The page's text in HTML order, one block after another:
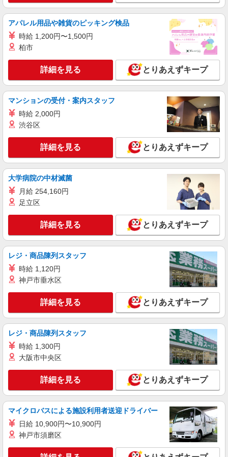
【正社員】月給240,000〜400,000円 ・基本
給：200,000円〜220,000円 ・資格手当：10,000〜
30,000円 ・役職手当：10,000〜70,000円 ・処遇改
善手当：20,000〜60,000円（勤続年数、保有資格
により変動） ・固定残業手当：20,000円（10時
間） ※固定残業時間を超過する場合には超過勤務
手当として別途支給 ・夜勤手当：10,000円/1回
（上記給与とは別に支給） 下記資格をお持ちの方
歓迎 ・認知症介護基礎研修 ・初任者研修 ・実務
者研修 ・介護福祉士 など
詳細を見る
株式会社kotrio /●SI-H-2024242
≪草加駅≫年齢不問！０からスタートでも活躍
時給1600円〜2250円 ＜日払い有/週払い有/交
草加市西町｜最寄駅：草加
キープ 詳細を見る
職業紹介
株式会社kotrio /●SW-S-2097488
≪正社員≫草加駅＊看護助手としてキャリアを
築くチャンス！
【正社員】月給240,000〜400,000円 ・基本
給：200,000円〜220,000円 ・資格手当：10,000〜
30,000円 ・役職手当：10,000〜70,000円 ・処遇改
善手当：20,000〜60,000円（勤続年数、保有資格
により変動） ・固定残業手当：20,000円（10時
間） ※固定残業時間を超過する場合には超過勤務
手当として別途支給 ・夜勤手当：10,000円/1回
（上記給与とは別に支給） 下記資格をお持ちの方
歓迎 ・認知症介護基礎研修 ・初任者研修 ・実務
者研修 ・介護福祉士 など
埼玉県草加市
キープ 詳細を見る
パート 職業紹介
株式会社トラストグロース 新宿本社 第3営業部
ショートステイでの看護師
時給：1600円〜1800円 ※資格や経験などによ
キープ 詳細を見る
アパレル用品や雑貨のピッキング検品
時給 1,200円〜1,500円
柏市
詳細を見る とりあえずキープ
マンションの受付・案内スタッフ
時給 2,000円
渋谷区
詳細を見る とりあえずキープ
大学病院の中材滅菌
月給 254,160円
足立区
詳細を見る とりあえずキープ
レジ・商品陳列スタッフ
時給 1,120円
神戸市垂水区
詳細を見る とりあえずキープ
レジ・商品陳列スタッフ
時給 1,300円
大阪市中央区
詳細を見る とりあえずキープ
マイクロバスによる施設利用者送迎ドライバー
日給 10,900円〜10,900円
神戸市須磨区